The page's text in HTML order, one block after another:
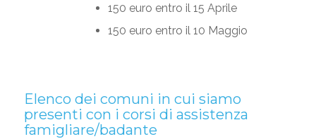
150 euro entro il 15 Aprile
150 euro entro il 10 Maggio
Elenco dei comuni in cui siamo
presenti con i corsi di assistenza
famigliare/badante